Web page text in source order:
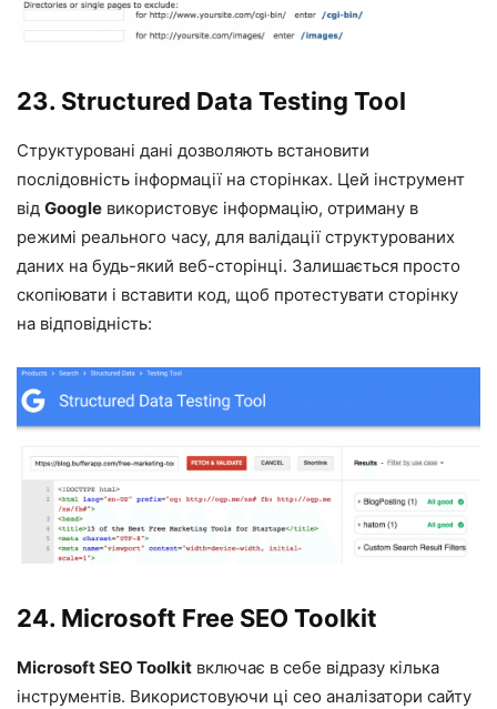
23. Structured Data Testing Tool
Структуровані дані дозволяють встановити
послідовність інформації на сторінках. Цей інструмент
від Google використовує інформацію, отриману в
режимі реального часу, для валідації структурованих
даних на будь-який веб-сторінці. Залишається просто
скопіювати і вставити код, щоб протестувати сторінку
на відповідність:
24. Microsoft Free SEO Toolkit
Microsoft SEO Toolkit включає в себе відразу кілька
інструментів. Використовуючи ці сео аналізатори сайту